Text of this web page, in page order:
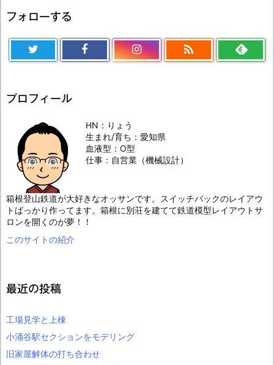
フォローする

プロフィール
HN：りょう
生まれ/育ち：愛知県
血液型：O型
仕事：自営業（機械設計）
箱根登山鉄道が大好きなオッサンです。スイッチバックのレイアウ
トばっかり作ってます。箱根に別荘を建てて鉄道模型レイアウトサ
ロンを開くのが夢！！
このサイトの紹介
最近の投稿
工場見学と上棟
小涌谷駅セクションをモデリング
旧家屋解体の打ち合わせ